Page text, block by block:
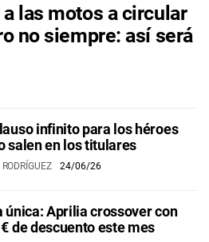
a las motos a circular
no siempre: así será
infinito para los héroes
salen en los titulares
24/06/26
única: Aprilia crossover con
de descuento este mes